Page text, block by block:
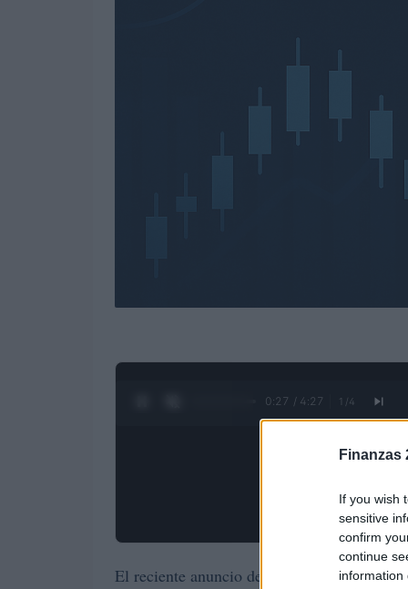
Finanzas
If you wish
sensitive
confirm
continue
information
0:28 / 4:27 1 /4
El reciente anuncio del Gobierno español